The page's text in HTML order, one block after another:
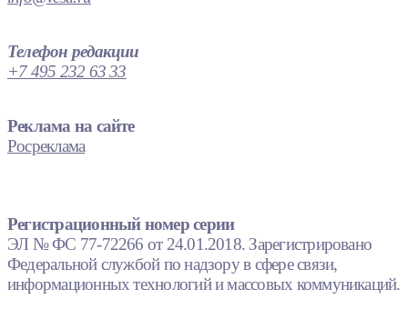
Телефон редакции
+7 495 232 63 33
Реклама на сайте
Росреклама
Регистрационный номер серии
ЭЛ № ФС 77-72266 от 24.01.2018. Зарегистрировано
Федеральной службой по надзору в сфере связи,
информационных технологий и массовых коммуникаций.